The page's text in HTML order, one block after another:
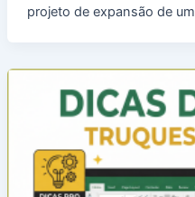
projeto de expansão de um